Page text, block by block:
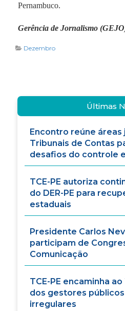
Pernambuco.
Gerência de Jornalismo
Dezembro
Últimas
Encontro reúne áreas
Tribunais de Contas
desafios do controle
TCE-PE autoriza
do DER-PE para
estaduais
Presidente Carlos
participam de
Comunicação
TCE-PE encaminha
dos gestores
irregulares